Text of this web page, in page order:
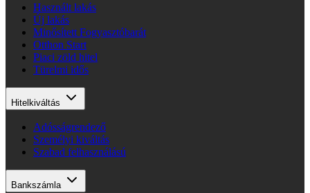
Használt lakás
Új lakás
Minősített Fogyasztóbarát
Otthon Start
Piaci zöld hitel
Türelmi idős
Hitelkiváltás
Adósságrendező
Személyi kiváltás
Szabad felhasználású
Bankszámla